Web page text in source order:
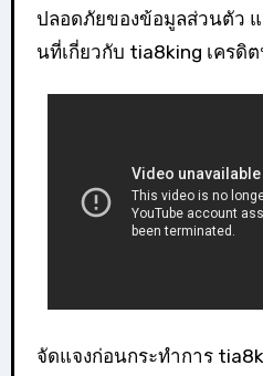
ปลอดภัยของข้อมูลส่วนตัว
นที่เกี่ยวกับ tia8king เครดิ
จัดแจงก่อนกระทำการ